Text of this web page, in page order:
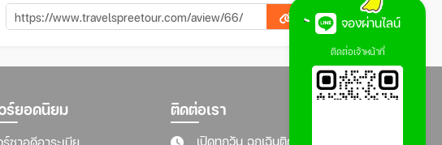
Copy
ร์ยอดนิยม ติดต่อเรา
เปิดทุกวัน ฉุกเฉินติดต่อได้ 24 ชม.
จองผ่านไลน์
ติดต่อเจ้าหน้าที่